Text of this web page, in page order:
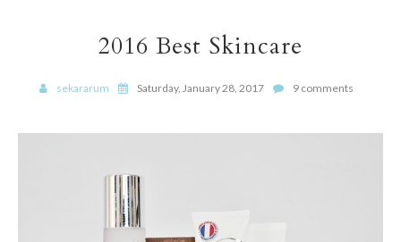
2016 Best Skincare
sekararum Saturday, January 28, 2017 9 comments